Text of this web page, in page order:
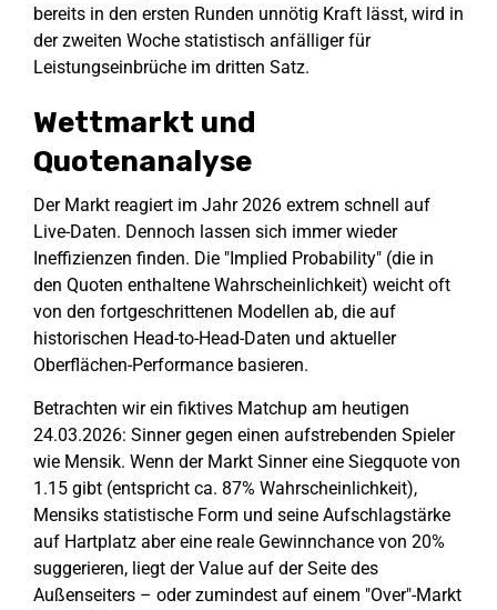
bereits in den ersten Runden unnötig Kraft lässt, wird in
der zweiten Woche statistisch anfälliger für
Leistungseinbrüche im dritten Satz.
Wettmarkt und
Quotenanalyse
Der Markt reagiert im Jahr 2026 extrem schnell auf
Live-Daten. Dennoch lassen sich immer wieder
Ineffizienzen finden. Die "Implied Probability" (die in
den Quoten enthaltene Wahrscheinlichkeit) weicht oft
von den fortgeschrittenen Modellen ab, die auf
historischen Head-to-Head-Daten und aktueller
Oberflächen-Performance basieren.
Betrachten wir ein fiktives Matchup am heutigen
24.03.2026: Sinner gegen einen aufstrebenden Spieler
wie Mensik. Wenn der Markt Sinner eine Siegquote von
1.15 gibt (entspricht ca. 87% Wahrscheinlichkeit),
Mensiks statistische Form und seine Aufschlagstärke
auf Hartplatz aber eine reale Gewinnchance von 20%
suggerieren, liegt der Value auf der Seite des
Außenseiters – oder zumindest auf einem "Over"-Markt